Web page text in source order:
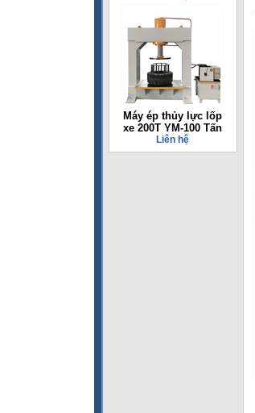
Máy ép thủy lực lốp
xe 200T YM-100 Tấn
Liên hệ